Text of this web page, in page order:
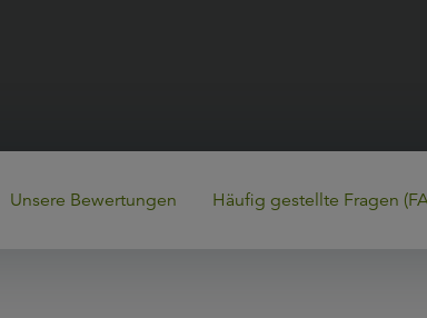
Unsere Bewertungen Häufig gestellte Fragen